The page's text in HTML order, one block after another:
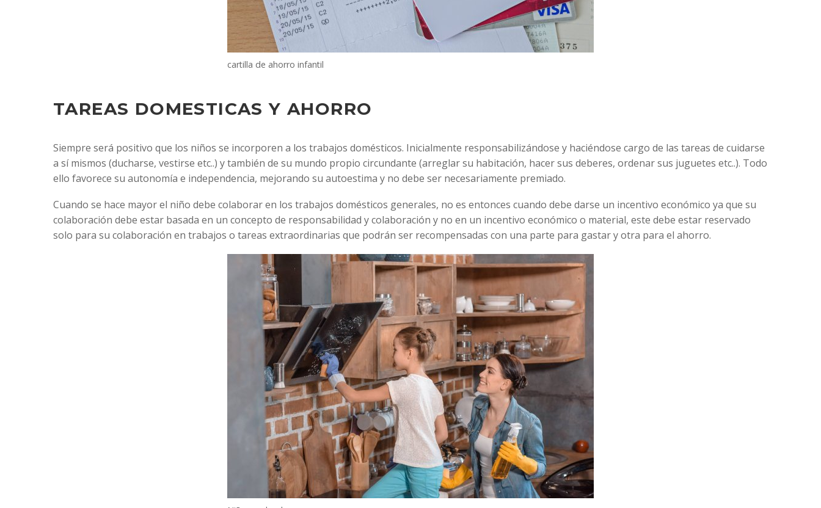
cartilla de ahorro infantil
TAREAS DOMESTICAS Y AHORRO
Siempre será positivo que los niños se incorporen a los trabajos domésticos. Inicialmente responsabilizándose y haciéndose cargo de las tareas de cuidarse
a sí mismos (ducharse, vestirse etc..) y también de su mundo propio circundante (arreglar su habitación, hacer sus deberes, ordenar sus juguetes etc..). Todo
ello favorece su autonomía e independencia, mejorando su autoestima y no debe ser necesariamente premiado.
Cuando se hace mayor el niño debe colaborar en los trabajos domésticos generales, no es entonces cuando debe darse un incentivo económico ya que su
colaboración debe estar basada en un concepto de responsabilidad y colaboración y no en un incentivo económico o material, este debe estar reservado
solo para su colaboración en trabajos o tareas extraordinarias que podrán ser recompensadas con una parte para gastar y otra para el ahorro.